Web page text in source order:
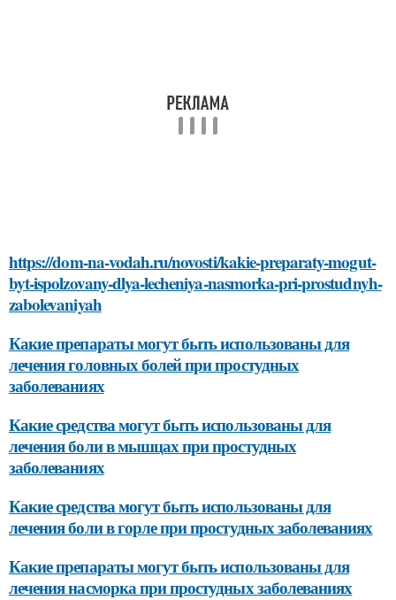
https://dom-na-vodah.ru/novosti/kakie-preparaty-mogut-
byt-ispolzovany-dlya-lecheniya-nasmorka-pri-prostudnyh-
zabolevaniyah
Какие препараты могут быть использованы для
лечения головных болей при простудных
заболеваниях
Какие средства могут быть использованы для
лечения боли в мышцах при простудных
заболеваниях
Какие средства могут быть использованы для
лечения боли в горле при простудных заболеваниях
Какие препараты могут быть использованы для
лечения насморка при простудных заболеваниях